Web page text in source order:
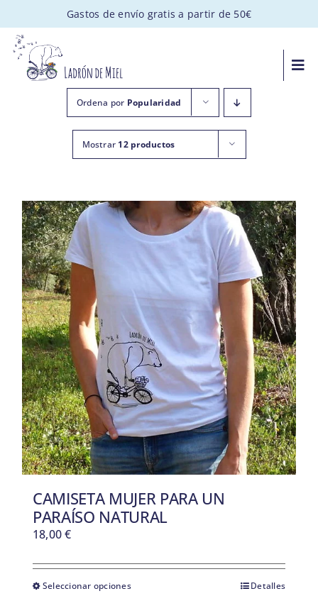
al
contenido
Gastos de envío gratis a partir de 50€
MIEL ARTESANAL
PACKS GOURMET
REGALOS PERSONALIZADOS
APADRINA UNA COLMENA
VISITAS
BLOG
SOBRE NOSOTROS
CONTACTO
Ordena por Popularidad
Mostrar 12 productos
CAMISETA MUJER PARA UN
PARAÍSO NATURAL
18,00€
Seleccionar opciones Detalles